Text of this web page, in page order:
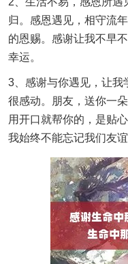
归。感恩遇见，相守流
的恩赐。感谢让我不早
幸运。
3、感谢与你遇见，让我
很感动。朋友，送你一
用开口就帮你的，是贴
我始终不能忘记我们友谊